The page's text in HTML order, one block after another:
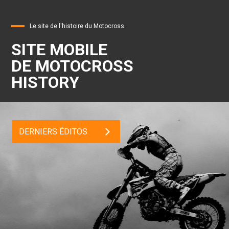
Le site de l'histoire du Motocross
SITE MOBILE
DE MOTOCROSS
HISTORY
DERNIERS ÉDITOS